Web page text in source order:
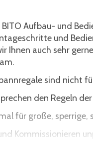
BITO Aufbau- und
und
Ihnen auch sehr
sind nicht
den Regeln
für große, sperrige,
Kommissionieren